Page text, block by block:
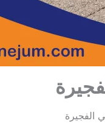
الفجيرة